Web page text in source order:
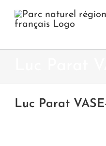
contenu
Luc Parat